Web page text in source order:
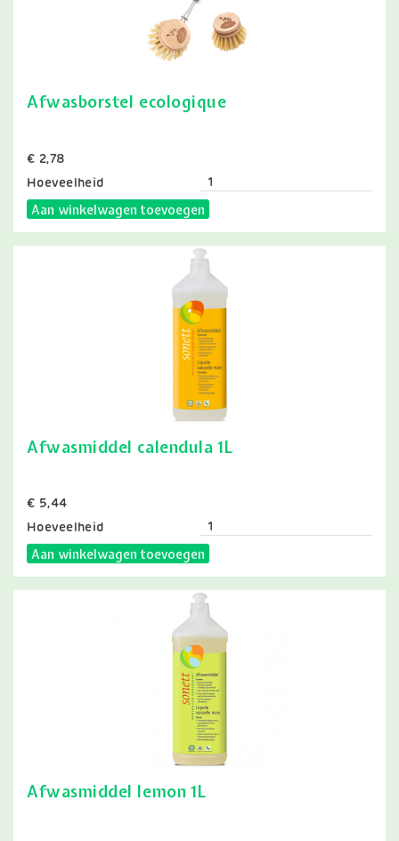
Afwasborstel ecologique
Prijs
€ 2,78
Hoeveelheid
Aan winkelwagen toevoegen
Afwasmiddel calendula 1L
Prijs
€ 5,44
Hoeveelheid
Aan winkelwagen toevoegen
Afwasmiddel lemon 1L